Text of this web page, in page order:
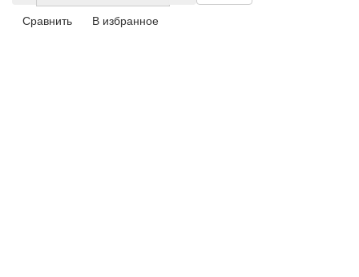
Сравнить
В избранное